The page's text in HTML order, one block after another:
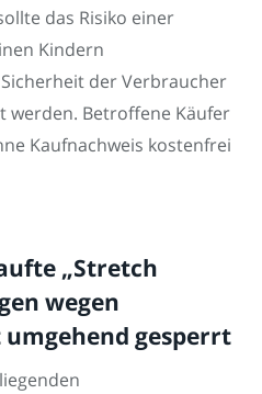
das Risiko einer
Kindern
der Verbraucher
werden. Betroffene Käufer
Kaufnachweis kostenfrei
„Stretch
wegen
gesperrt